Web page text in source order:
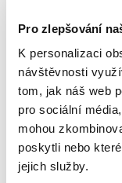
Pro zlepšování
K personalizaci
návštěvnosti
tom, jak náš web
pro sociální
mohou
poskytli nebo
jejich služby.